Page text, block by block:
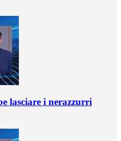
lasciare i nerazzurri